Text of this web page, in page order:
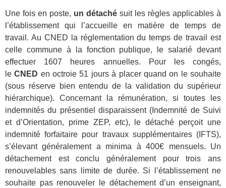
Une fois en poste, un détaché suit les règles applicables à
l’établissement qui l’accueille en matière de temps de
travail. Au CNED la réglementation du temps de travail est
celle commune à la fonction publique, le salarié devant
effectuer 1607 heures annuelles. Pour les congés,
leCNED en octroie 51 jours à placer quand on le souhaite
(sous réserve bien entendu de la validation du supérieur
hiérarchique). Concernant la rémunération, si toutes les
indemnités du présentiel disparaissent (Indemnité de Suivi
et d’Orientation, prime ZEP, etc), le détaché perçoit une
indemnité forfaitaire pour travaux supplémentaires (IFTS),
s’élevant généralement a minima à 400€ mensuels. Un
détachement est conclu généralement pour trois ans
renouvelables sans limite de durée. Si l’établissement ne
souhaite pas renouveler le détachement d’un enseignant,